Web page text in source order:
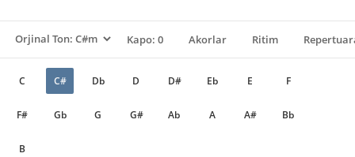
Kapo: 0 Akorlar Ritim
C C# Db D D# Eb E F
F# Gb G G# Ab A A# Bb
B